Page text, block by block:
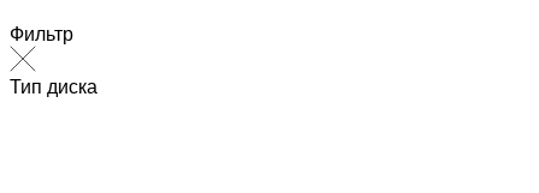
Фильтр
Тип диска